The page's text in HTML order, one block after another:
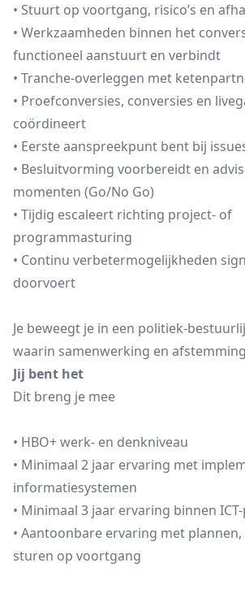
• Stuurt op voortgang, risico’s en
• Werkzaamheden binnen het
functioneel aanstuurt en verbindt
• Tranche-overleggen met
• Proefconversies, conversies en
coördineert
• Eerste aanspreekpunt bent bij
• Besluitvorming voorbereidt en
momenten (Go/No Go)
• Tijdig escaleert richting project- of
programmasturing
• Continu verbetermogelijkheden
doorvoert
Je beweegt je in een politiek-
waarin samenwerking en
Jij bent het
Dit breng je mee
• HBO+ werk- en denkniveau
• Minimaal 2 jaar ervaring met
informatiesystemen
• Minimaal 3 jaar ervaring binnen
• Aantoonbare ervaring met
sturen op voortgang